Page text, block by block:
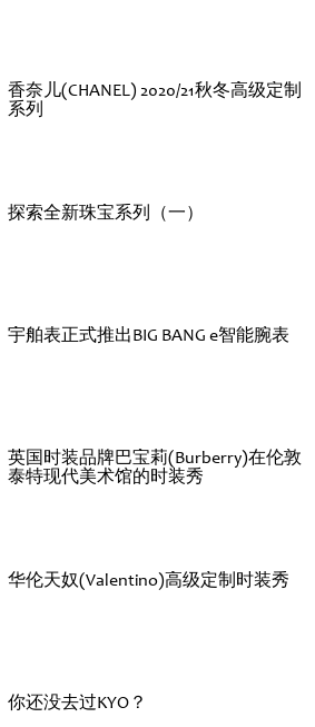
香奈儿(CHANEL) 2020/21秋冬高级定制
系列
探索全新珠宝系列（一）
宇舶表正式推出BIG BANG e智能腕表
英国时装品牌巴宝莉(Burberry)在伦敦
泰特现代美术馆的时装秀
华伦天奴(Valentino)高级定制时装秀
你还没去过KYO？